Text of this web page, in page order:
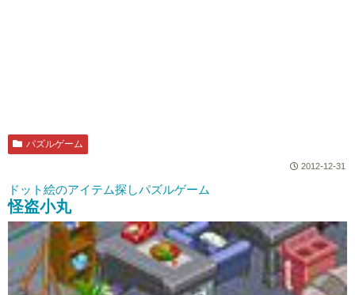
パズルゲーム
2012-12-31
ドット絵のアイテム探しパズルゲーム
怪盗小丸